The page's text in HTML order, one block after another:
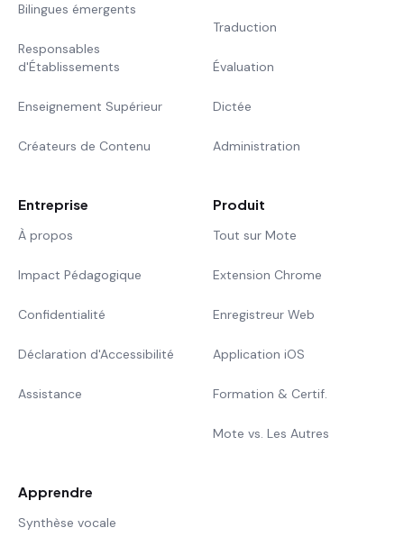
Bilingues émergents
Responsables
d'Établissements
Enseignement Supérieur
Créateurs de Contenu
Traduction
Évaluation
Dictée
Administration
Entreprise
À propos
Impact Pédagogique
Confidentialité
Déclaration d'Accessibilité
Assistance
Produit
Tout sur Mote
Extension Chrome
Enregistreur Web
Application iOS
Formation & Certif.
Mote vs. Les Autres
Apprendre
Synthèse vocale